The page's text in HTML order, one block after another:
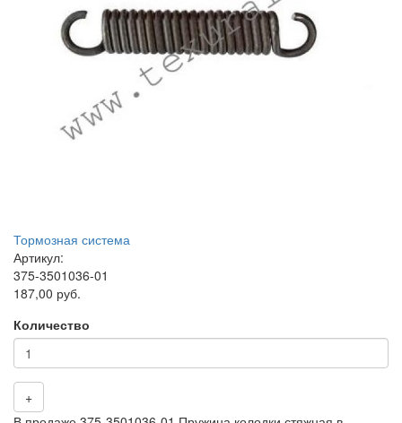
Тормозная система
Артикул:
375-3501036-01
187,00 руб.
Количество
+